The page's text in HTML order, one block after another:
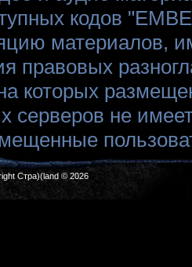
кодов
материалов,
правовых
которых
серверов не
Стра)(land © 2026